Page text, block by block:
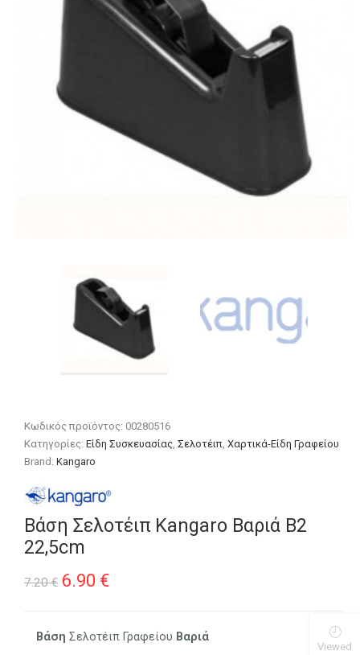
Κωδικός προϊόντος: 00280516
Κατηγορίες:Είδη Συσκευασίας,Σελοτέιπ,Χαρτικά-Είδη Γραφείου
Brand:Kangaro
Βάση Σελοτέιπ Kangaro Βαριά Β2
22,5cm
7.20€ Original
was:
6.90 €Η
τιμή
Βάση Σελοτέιπ Γραφείου Βαριά
Viewed